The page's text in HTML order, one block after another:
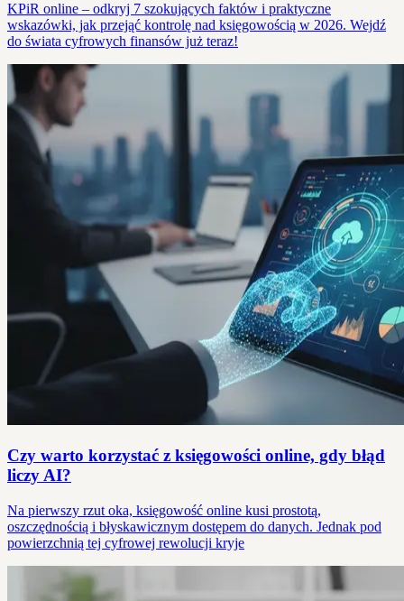
KPiR online – odkryj 7 szokujących faktów i praktyczne
wskazówki, jak przejąć kontrolę nad księgowością w 2026. Wejdź
do świata cyfrowych finansów już teraz!
Czy warto korzystać z księgowości online, gdy błąd
liczy AI?
Na pierwszy rzut oka, księgowość online kusi prostotą,
oszczędnością i błyskawicznym dostępem do danych. Jednak pod
powierzchnią tej cyfrowej rewolucji kryje